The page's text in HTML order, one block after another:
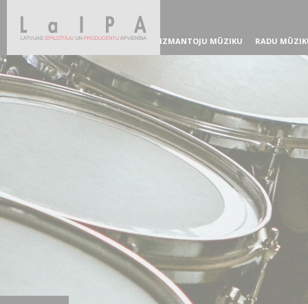
IZMANTOJU MŪZIKU RADU